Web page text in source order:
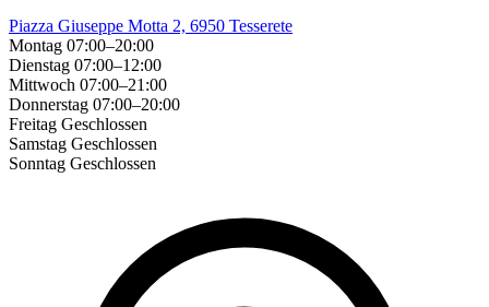
Piazza Giuseppe Motta 2, 6950 Tesserete
Montag 07:00–20:00
Dienstag 07:00–12:00
Mittwoch 07:00–21:00
Donnerstag 07:00–20:00
Freitag Geschlossen
Samstag Geschlossen
Sonntag Geschlossen